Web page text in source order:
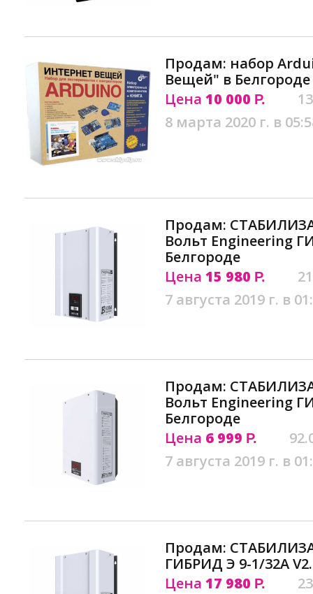
Продам: набор
Вещей" в Белгороде
Цена 10 000 Р.
8 марта 2020 г. в
Продам:
Вольт Engineering
Белгороде
Цена 15 980 Р.
7 августа 2019 г. в
Продам:
Вольт Engineering
Белгороде
Цена 6 999 Р.
7 августа 2019 г. в
Продам:
ГИБРИД Э 9-1/32A
Цена 17 980 Р.